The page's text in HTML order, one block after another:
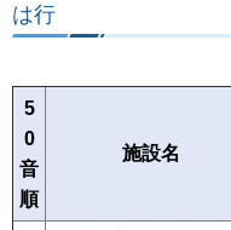
は行
5
0
音
順
施設名